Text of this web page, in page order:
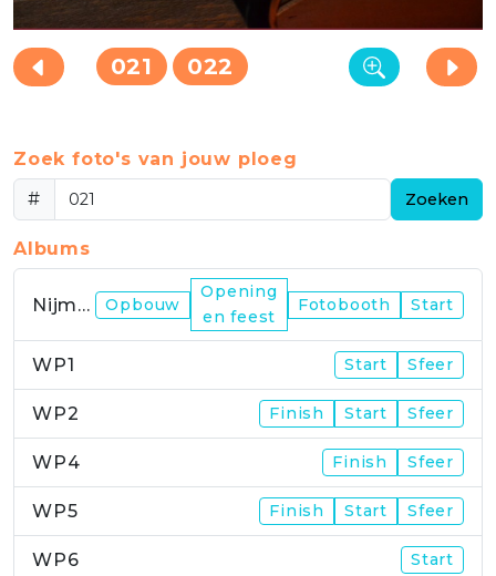
021 022
Zoek foto's van jouw ploeg
#
Zoeken
Albums
Nijmegen Opbouw
Opening
en feest
Fotobooth Start
WP1 Start Sfeer
WP2 Finish Start Sfeer
WP4 Finish Sfeer
WP5 Finish Start Sfeer
WP6 Start